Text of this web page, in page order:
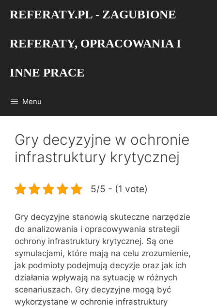
REFERATY.PL - ZAGUBIONE
REFERATY, OPRACOWANIA I
INNE PRACE
Menu
Gry decyzyjne w ochronie
infrastruktury krytycznej
5/5 - (1 vote)
Gry decyzyjne stanowią skuteczne narzędzie
do analizowania i opracowywania strategii
ochrony infrastruktury krytycznej. Są one
symulacjami, które mają na celu zrozumienie,
jak podmioty podejmują decyzje oraz jak ich
działania wpływają na sytuację w różnych
scenariuszach. Gry decyzyjne mogą być
wykorzystane w ochronie infrastruktury